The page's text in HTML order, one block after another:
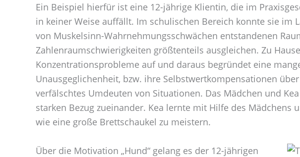
Ein Beispiel hierfür ist eine 12-jährige Klientin, die im
in keiner Weise auffällt. Im schulischen Bereich konnte sie im
von Muskelsinn-Wahrnehmungsschwächen entstandenen
Zahlenraumschwierigkeiten größtenteils ausgleichen. Zu
Konzentrationsprobleme auf und daraus begründet eine
Unausgeglichenheit, bzw. ihre Selbstwertkompensationen über
verfälschtes Umdeuten von Situationen. Das Mädchen und
starken Bezug zueinander. Kea lernte mit Hilfe des Mädchens
wie eine große Brettschaukel zu meistern.
Über die Motivation „Hund“ gelang es der 12-jährigen